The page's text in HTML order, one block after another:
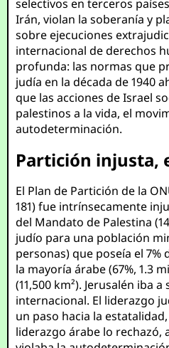
selectivos en terceros
Irán, violan la soberanía y
sobre ejecuciones
internacional de derechos
profunda: las normas que
judía en la década de 1940
que las acciones de Israel
palestinos a la vida, el
autodeterminación.
Partición injusta,
El Plan de Partición de la
181) fue intrínsecamente
del Mandato de Palestina
judío para una población
personas) que poseía el
la mayoría árabe (67%, 1.3
(11,500 km²). Jerusalén iba
internacional. El liderazgo
un paso hacia la
liderazgo árabe lo rechazó,